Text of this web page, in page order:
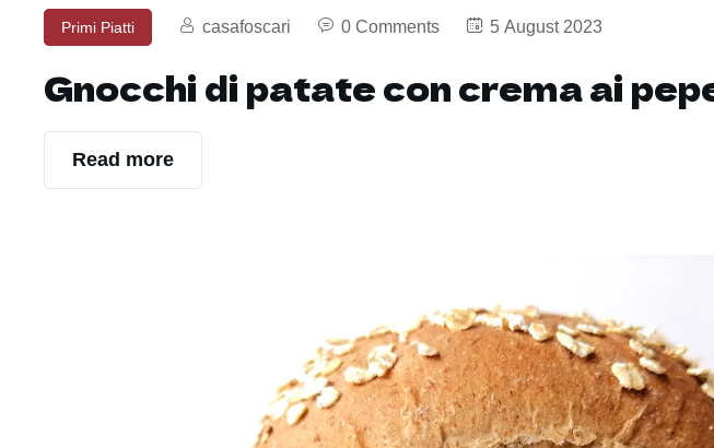
Primi Piatti casafoscari 0 Comments 5 August 2023
Gnocchi di patate con crema ai
Read more